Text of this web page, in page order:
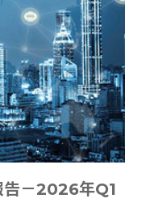
－2026年Q1